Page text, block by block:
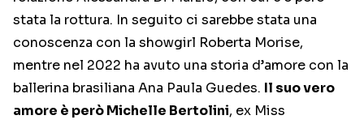
stata la rottura. In seguito ci sarebbe stata una
conoscenza con la showgirl Roberta Morise,
mentre nel 2022 ha avuto una storia d’amore con la
ballerina brasiliana Ana Paula Guedes. Il suo vero
amore è però Michelle Bertolini, ex Miss